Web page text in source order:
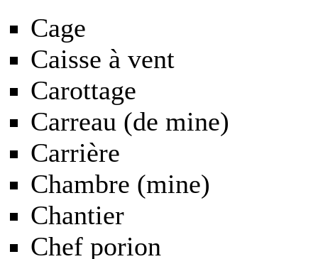
Cage
Caisse à vent
Carottage
Carreau (de mine)
Carrière
Chambre (mine)
Chantier
Chef porion